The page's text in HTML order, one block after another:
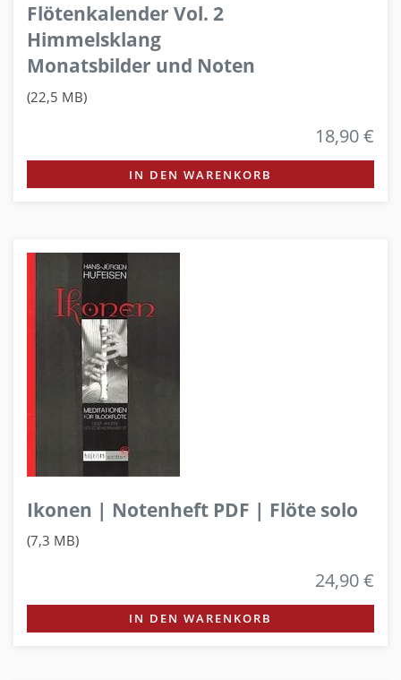
Flötenkalender Vol. 2
Himmelsklang
Monatsbilder und Noten
(22,5 MB)
18,90 €
IN DEN WARENKORB
Ikonen | Notenheft PDF | Flöte solo
(7,3 MB)
24,90 €
IN DEN WARENKORB